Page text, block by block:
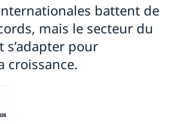
battent de
mais le secteur du
pour
croissance.